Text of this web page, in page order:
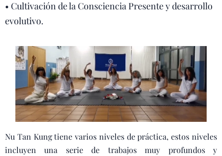
• Cultivación de la Consciencia Presente y desarrollo
evolutivo.
Nu Tan Kung tiene varios niveles de práctica, estos niveles
incluyen una serie de trabajos muy profundos y